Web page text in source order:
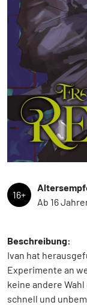
16+
Ab 16
Beschreibung:
Ivan hat
Experimente an
keine andere
schnell und